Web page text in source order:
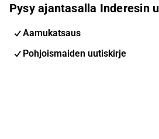
Pysy ajantasalla Inderesin
Aamukatsaus
Pohjoismaiden uutiskirje